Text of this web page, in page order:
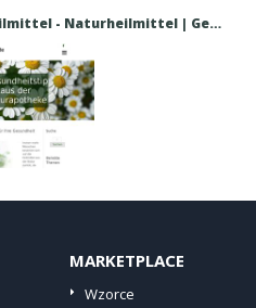
Hausmittel & Natürliche Heilmittel - Naturheilmittel | Gesundheitstipps
MARKETPLACE
Wzorce